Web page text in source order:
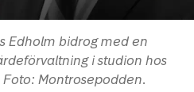
Edholm bidrog med en
i studion hos
Montrosepodden.